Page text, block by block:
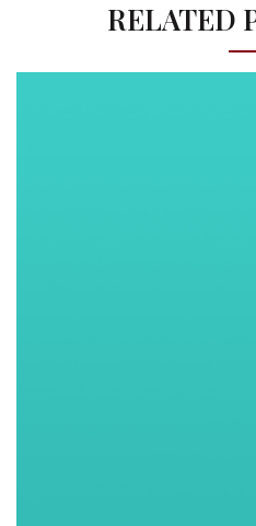
RELATED